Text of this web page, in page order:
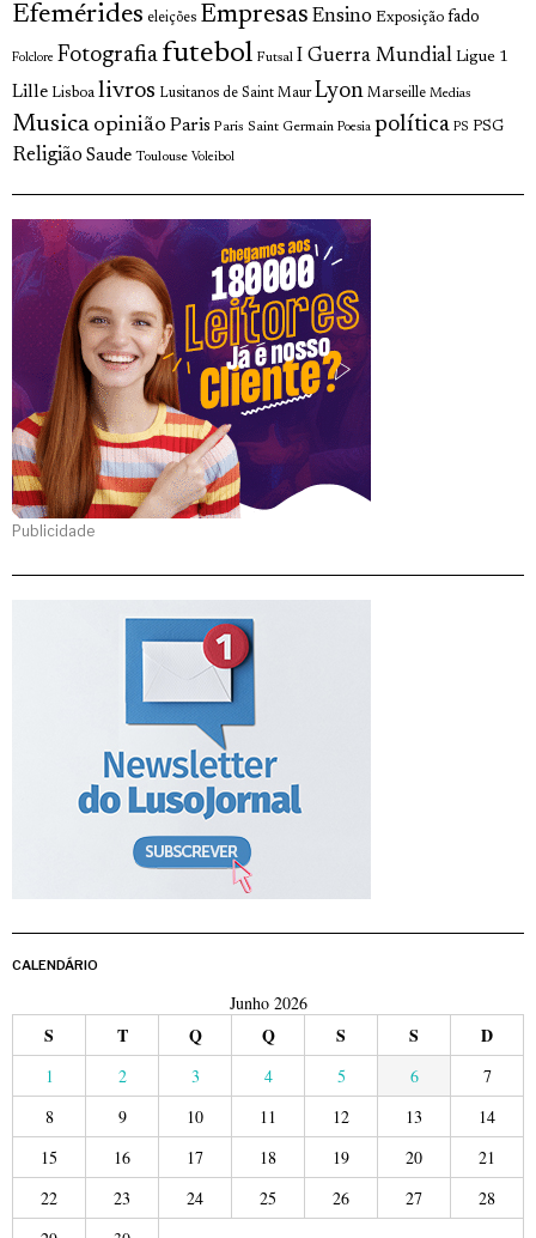
Efemérides eleições Empresas Ensino Exposição fado
Folclore Fotografia futebol Futsal I Guerra Mundial Ligue 1
Lille Lisboa livros Lusitanos de Saint Maur Lyon Marseille Medias
Musica opinião Paris Paris Saint Germain Poesia política PS PSG
Religião Saude Toulouse Voleibol
Publicidade
CALENDÁRIO
Junho 2026
S T Q Q S S D
1 2 3 4 5 6
7
8
9 10 11 12 13
14
15
16 17 18 19 20
21
22
23 24 25 26 27
28